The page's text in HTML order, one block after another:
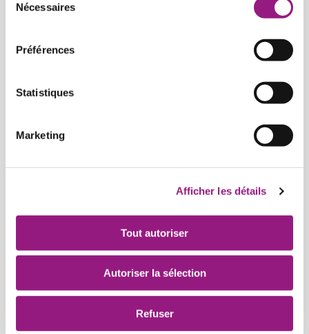
Nécessaires
Préférences
Statistiques
Marketing
Afficher les détails
Tout autoriser
Autoriser la sélection
Refuser
Nos éveils moteurs et corporels
extra-scolaires
Nos aides aux devoirs